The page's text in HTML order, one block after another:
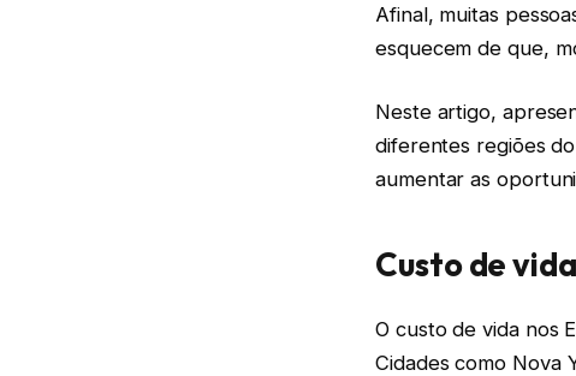
Afinal, muitas
esquecem de que,
Neste artigo,
diferentes regiões
aumentar as
Custo de
O custo de vida nos
Cidades como Nova